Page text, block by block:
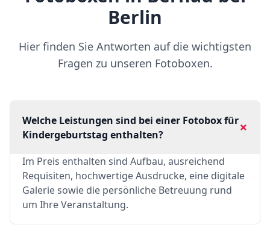
Berlin
Hier finden Sie Antworten auf die wichtigsten
Fragen zu unseren Fotoboxen.
Welche Leistungen sind bei einer Fotobox für
Kindergeburtstag enthalten?
+
Im Preis enthalten sind Aufbau, ausreichend
Requisiten, hochwertige Ausdrucke, eine digitale
Galerie sowie die persönliche Betreuung rund
um Ihre Veranstaltung.